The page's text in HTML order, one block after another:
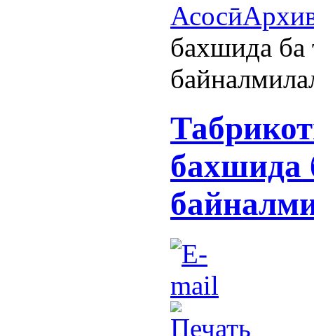
Асосӣ
бахшида ба
бахшида